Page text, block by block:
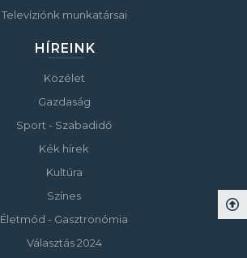
Televíziónk munkatársai
HÍREINK
Közélet
Gazdaság
Sport - Szabadidő
Kék hírek
Kultúra
Színes
Életmód - Gasztronómia
Választás 2024